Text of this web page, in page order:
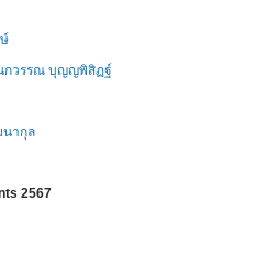
นกวรรณ บุญญพิสิฏฐ์
นากุล
2567